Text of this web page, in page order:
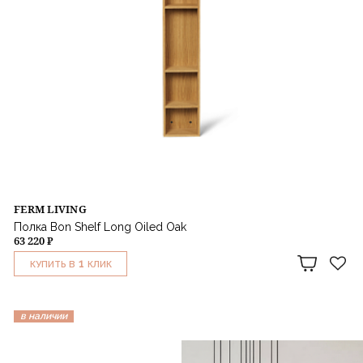
FERM LIVING
Полка Bon Shelf Long Oiled Oak
63 220 ₽
КУПИТЬ В 1 КЛИК
в наличии